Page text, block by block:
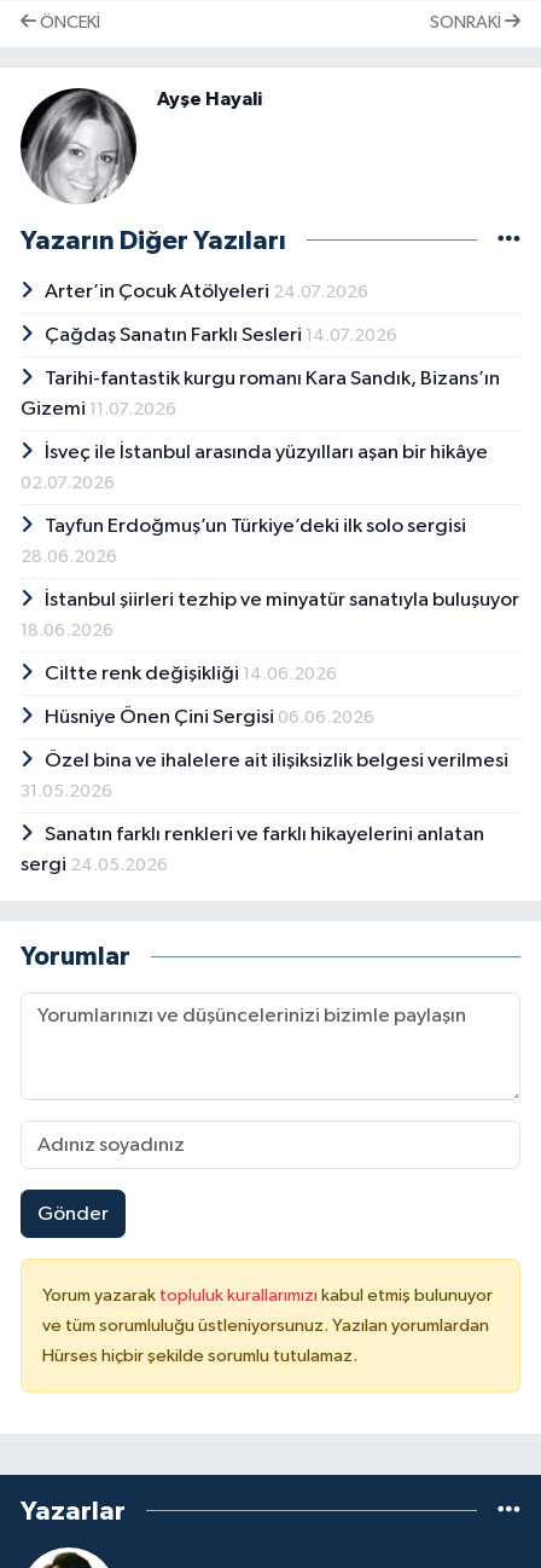
ÖNCEKI SONRAKI
Ayşe Hayali
Yazarın Diğer Yazıları
Arter’in Çocuk Atölyeleri 24.07.2026
Çağdaş Sanatın Farklı Sesleri 14.07.2026
Tarihi-fantastik kurgu romanı Kara Sandık, Bizans’ın
Gizemi 11.07.2026
İsveç ile İstanbul arasında yüzyılları aşan bir hikâye
02.07.2026
Tayfun Erdoğmuş’un Türkiye’deki ilk solo sergisi
28.06.2026
İstanbul şiirleri tezhip ve minyatür sanatıyla buluşuyor
18.06.2026
Ciltte renk değişikliği 14.06.2026
Hüsniye Önen Çini Sergisi 06.06.2026
Özel bina ve ihalelere ait ilişiksizlik belgesi verilmesi
31.05.2026
Sanatın farklı renkleri ve farklı hikayelerini anlatan
sergi 24.05.2026
Yorumlar
Gönder
Yorum yazarak topluluk kurallarımızı kabul etmiş bulunuyor
ve tüm sorumluluğu üstleniyorsunuz. Yazılan yorumlardan
Hürses hiçbir şekilde sorumlu tutulamaz.
Yazarlar